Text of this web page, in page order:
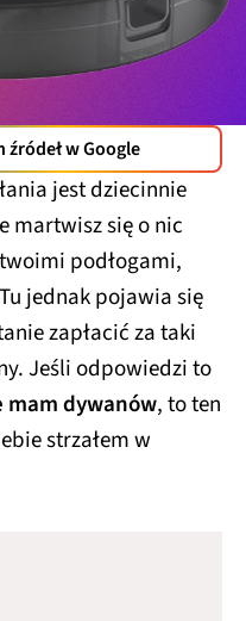
w Google
jest dziecinnie
martwisz się o nic
podłogami,
jednak pojawia się
zapłacić za taki
Jeśli odpowiedzi to
mam dywanów, to ten
strzałem w